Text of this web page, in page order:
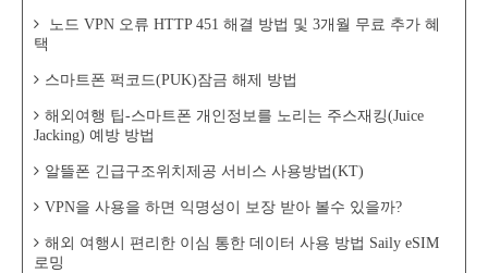
노드 VPN 오류 HTTP 451 해결 방법 및 3개월 무료 추가 혜
택
스마트폰 퍽코드(PUK)잠금 해제 방법
해외여행 팁-스마트폰 개인정보를 노리는 주스재킹(Juice
Jacking) 예방 방법
알뜰폰 긴급구조위치제공 서비스 사용방법(KT)
VPN을 사용을 하면 익명성이 보장 받아 볼수 있을까?
해외 여행시 편리한 이심 통한 데이터 사용 방법 Saily eSIM
로밍